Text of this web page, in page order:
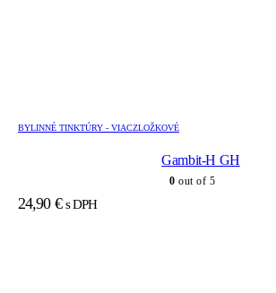
BYLINNÉ TINKTÚRY - VIACZLOŽKOVÉ
Gambit-H GH
0 out of 5
24,90 € s DPH